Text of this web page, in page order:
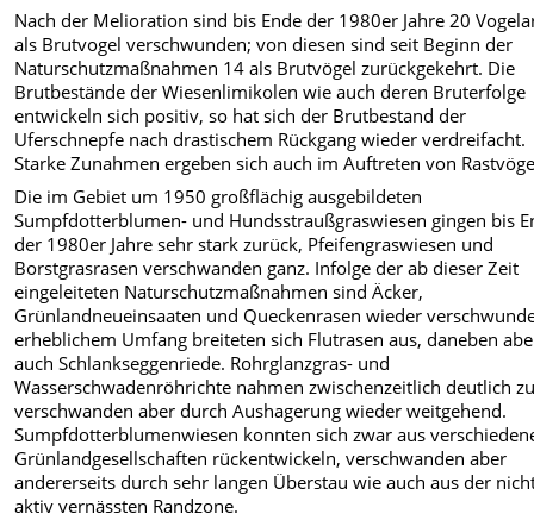
Nach der Melioration sind bis Ende der 1980er Jahre 20
als Brutvogel verschwunden; von diesen sind seit Beginn der
Naturschutzmaßnahmen 14 als Brutvögel zurückgekehrt. Die
Brutbestände der Wiesenlimikolen wie auch deren Bruterfolge
entwickeln sich positiv, so hat sich der Brutbestand der
Uferschnepfe nach drastischem Rückgang wieder verdreifacht.
Starke Zunahmen ergeben sich auch im Auftreten von
Die im Gebiet um 1950 großflächig ausgebildeten
Sumpfdotterblumen- und Hundsstraußgraswiesen gingen bis
der 1980er Jahre sehr stark zurück, Pfeifengraswiesen und
Borstgrasrasen verschwanden ganz. Infolge der ab dieser Zeit
eingeleiteten Naturschutzmaßnahmen sind Äcker,
Grünlandneueinsaaten und Queckenrasen wieder
erheblichem Umfang breiteten sich Flutrasen aus, daneben
auch Schlankseggenriede. Rohrglanzgras- und
Wasserschwadenröhrichte nahmen zwischenzeitlich deutlich
verschwanden aber durch Aushagerung wieder weitgehend.
Sumpfdotterblumenwiesen konnten sich zwar aus
Grünlandgesellschaften rückentwickeln, verschwanden aber
andererseits durch sehr langen Überstau wie auch aus der
aktiv vernässten Randzone.